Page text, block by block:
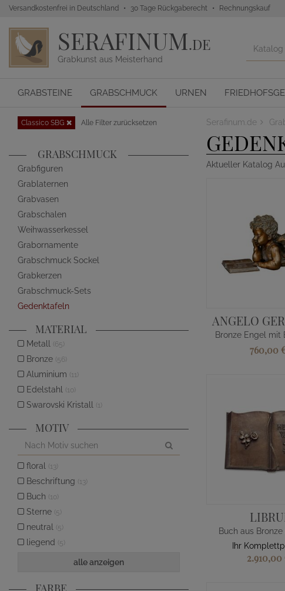
Versandkostenfrei in Deutschland 30 Tage Rückgaberecht Rechnungskauf
SERAFINUM.DE
Grabkunst aus Meisterhand
GRABSTEINE GRABSCHMUCK URNEN
Serafinum.de
Aktueller Katalog
ANGELO
760,00
Buch aus
Ihr
2.910,00
Classico SBG Alle Filter zurücksetzen
GRABSCHMUCK
Grabfiguren
Grablaternen
Grabvasen
Grabschalen
Weihwasserkessel
Grabornamente
Grabschmuck Sockel
Grabkerzen
Grabschmuck-Sets
Gedenktafeln
MATERIAL
Metall (65)
Bronze (56)
Aluminium (11)
Edelstahl (10)
Swarovski Kristall (1)
MOTIV
floral (13)
Beschriftung (13)
Buch (10)
Sterne (5)
neutral (5)
liegend (5)
alle anzeigen
FARBE